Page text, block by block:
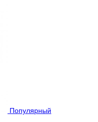
Популярный